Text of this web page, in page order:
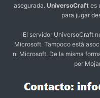
asegurada. UniversoCraft es
para jugar
El servidor UniversoCraft
Microsoft. Tampoco está
ni Microsoft. De la misma
por